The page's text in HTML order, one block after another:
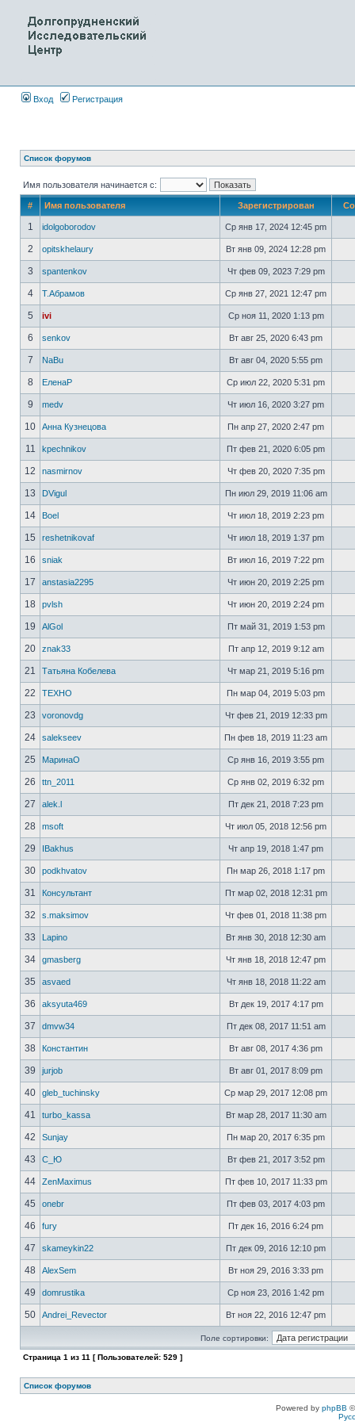
Вход Регистрация
Список форумов
Имя пользователя начинается с:
# Имя пользователя Зарегистрирован
1 idolgoborodov Ср янв 17, 2024 12:45 pm
2 opitskhelaury Вт янв 09, 2024 12:28 pm
3 spantenkov Чт фев 09, 2023 7:29 pm
4 Т.Абрамов Ср янв 27, 2021 12:47 pm
5 ivi Ср ноя 11, 2020 1:13 pm
6 senkov Вт авг 25, 2020 6:43 pm
7 NaBu Вт авг 04, 2020 5:55 pm
8 ЕленаР Ср июл 22, 2020 5:31 pm
9 medv Чт июл 16, 2020 3:27 pm
10 Анна Кузнецова Пн апр 27, 2020 2:47 pm
11 kpechnikov Пт фев 21, 2020 6:05 pm
12 nasmirnov Чт фев 20, 2020 7:35 pm
13 DVigul Пн июл 29, 2019 11:06 am
14 Boel Чт июл 18, 2019 2:23 pm
15 reshetnikovaf Чт июл 18, 2019 1:37 pm
16 sniak Вт июл 16, 2019 7:22 pm
17 anstasia2295 Чт июн 20, 2019 2:25 pm
18 pvlsh Чт июн 20, 2019 2:24 pm
19 AlGol Пт май 31, 2019 1:53 pm
20 znak33 Пт апр 12, 2019 9:12 am
21 Татьяна Кобелева Чт мар 21, 2019 5:16 pm
22 ТЕХНО Пн мар 04, 2019 5:03 pm
23 voronovdg Чт фев 21, 2019 12:33 pm
24 salekseev Пн фев 18, 2019 11:23 am
25 МаринаО Ср янв 16, 2019 3:55 pm
26 ttn_2011 Ср янв 02, 2019 6:32 pm
27 alek.l Пт дек 21, 2018 7:23 pm
28 msoft Чт июл 05, 2018 12:56 pm
29 IBakhus Чт апр 19, 2018 1:47 pm
30 podkhvatov Пн мар 26, 2018 1:17 pm
31 Консультант Пт мар 02, 2018 12:31 pm
32 s.maksimov Чт фев 01, 2018 11:38 pm
33 Lapino Вт янв 30, 2018 12:30 am
34 gmasberg Чт янв 18, 2018 12:47 pm
35 asvaed Чт янв 18, 2018 11:22 am
36 aksyuta469 Вт дек 19, 2017 4:17 pm
37 dmvw34 Пт дек 08, 2017 11:51 am
38 Константин Вт авг 08, 2017 4:36 pm
39 jurjob Вт авг 01, 2017 8:09 pm
40 gleb_tuchinsky Ср мар 29, 2017 12:08 pm
41 turbo_kassa Вт мар 28, 2017 11:30 am
42 Sunjay Пн мар 20, 2017 6:35 pm
43 C_Ю Вт фев 21, 2017 3:52 pm
44 ZenMaximus Пт фев 10, 2017 11:33 pm
45 onebr Пт фев 03, 2017 4:03 pm
46 fury Пт дек 16, 2016 6:24 pm
47 skameykin22 Пт дек 09, 2016 12:10 pm
48 AlexSem Вт ноя 29, 2016 3:33 pm
49 domrustika Ср ноя 23, 2016 1:42 pm
50 Andrei_Revector Вт ноя 22, 2016 12:47 pm
Поле сортировки:
Страница 1 из 11 [ Пользователей: 529 ]
Список форумов
Powered by phpBB